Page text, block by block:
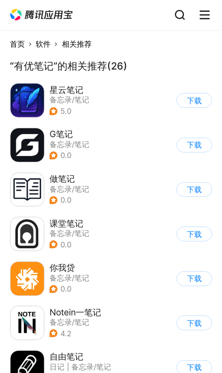
首页 软件 相关推荐
“有优笔记”的相关推荐(26)
星云笔记
备忘录/笔记
5.0
下载
G笔记
备忘录/笔记
0.0
下载
做笔记
备忘录/笔记
0.0
下载
课堂笔记
备忘录/笔记
0.0
下载
你我贷
备忘录/笔记
0.0
下载
Notein一笔记
备忘录/笔记
4.2
下载
自由笔记
日记
备忘录/笔记
下载